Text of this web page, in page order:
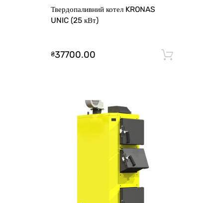
Твердопаливний котел KRONAS
UNIC (25 кВт)
₴37700.00